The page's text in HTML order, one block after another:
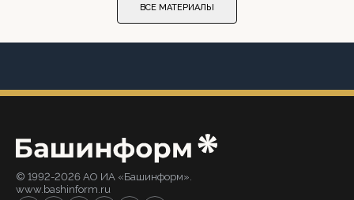
ВСЕ МАТЕРИАЛЫ
© 1992-2026 АО ИА «Башинформ».
www.bashinform.ru